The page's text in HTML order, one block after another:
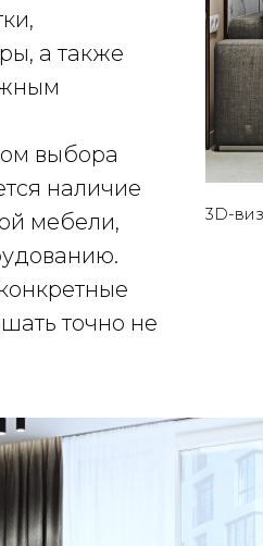
а также
выбора
наличие
мебели,
точно не
3D-